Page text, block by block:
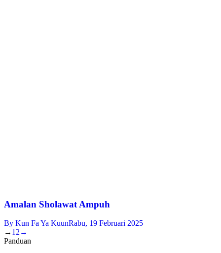
Amalan Sholawat Ampuh
By Kun Fa Ya KuunRabu, 19 Februari 2025
→ 1 2 →
Panduan